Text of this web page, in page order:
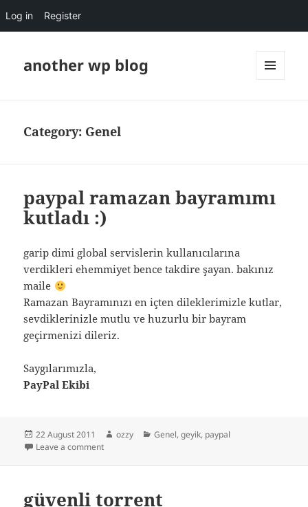
Log in Register
another wp blog
Category: Genel
paypal ramazan bayramımı
kutladı :)
garip dimi global servislerin kullanıcılarına
verdikleri ehemmiyet bence takdire şayan. bakınız
maile
Ramazan Bayramınızı en içten dileklerimizle kutlar,
sevdiklerinizle mutlu ve huzurlu bir bayram
geçirmenizi dileriz.
Saygılarımızla,
PayPal Ekibi
Posted
on
22 August 2011 Author
ozzy Categories
Genel,geyik, paypal
Leave a commenton paypal ramazan bayramımı kutladı :)
güvenli torrent